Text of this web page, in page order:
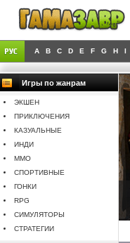
A B C D E F G H I
Игры по жанрам
ЭКШЕН
ПРИКЛЮЧЕНИЯ
КАЗУАЛЬНЫЕ
ИНДИ
MMO
СПОРТИВНЫЕ
ГОНКИ
RPG
СИМУЛЯТОРЫ
СТРАТЕГИИ